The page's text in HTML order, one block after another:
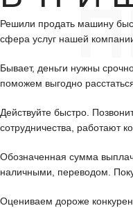
Решили продать машину
сфера услуг нашей
Бывает, деньги нужны
поможем выгодно
Действуйте быстро.
сотрудничества, работают
Обозначенная сумма
наличными, переводом.
Оцениваем дороже